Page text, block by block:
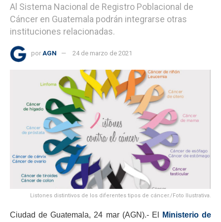
Al Sistema Nacional de Registro Poblacional de
Cáncer en Guatemala podrán integrarse otras
instituciones relacionadas.
por AGN 24 de marzo de 2021
Listones distintivos de los diferentes tipos de cáncer./Foto Ilustrativa.
Ciudad de Guatemala, 24 mar (AGN).- El
Ministerio de